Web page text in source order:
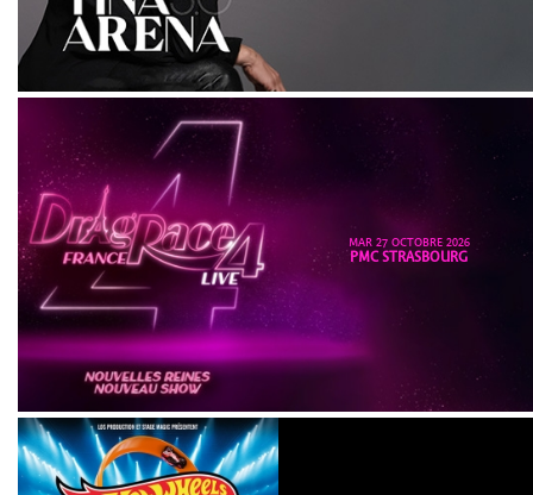
MAR 27 OCTOBRE 2026
PMC STRASBOURG